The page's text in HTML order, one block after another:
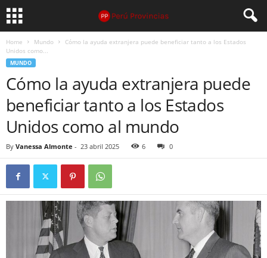
Home Mundo
Cómo la ayuda extranjera puede beneficiar tanto a los Estados
Unidos como...
MUNDO
Cómo la ayuda extranjera puede
beneficiar tanto a los Estados
Unidos como al mundo
By Vanessa Almonte - 23 abril 2025 6 0